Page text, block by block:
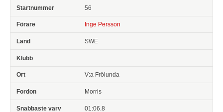
56
Inge Persson
SWE
V:a Frölunda
Morris
01:06.8